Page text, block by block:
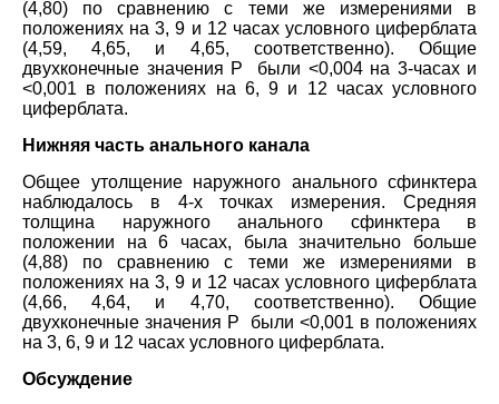
(4,80) по сравнению с теми же измерениями в
положениях на 3, 9 и 12 часах условного циферблата
(4,59, 4,65, и 4,65, соответственно). Общие
двухконечные значения P были <0,004 на 3-часах и
<0,001 в положениях на 6, 9 и 12 часах условного
циферблата.
Нижняя часть анального канала
Общее утолщение наружного анального сфинктера
наблюдалось в 4-х точках измерения. Средняя
толщина наружного анального сфинктера в
положении на 6 часах, была значительно больше
(4,88) по сравнению с теми же измерениями в
положениях на 3, 9 и 12 часах условного циферблата
(4,66, 4,64, и 4,70, соответственно). Общие
двухконечные значения P были <0,001 в положениях
на 3, 6, 9 и 12 часах условного циферблата.
Обсуждение